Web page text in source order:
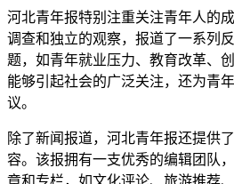
河北青年报特别注重关注青年人的
调查和独立的观察，报道了一系列
题，如青年就业压力、教育改革、
能够引起社会的广泛关注，还为青
议。
除了新闻报道，河北青年报还提供
容。该报拥有一支优秀的编辑团队
章和专栏，如文化评论、旅游推荐